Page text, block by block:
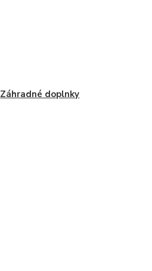
Záhradné doplnky